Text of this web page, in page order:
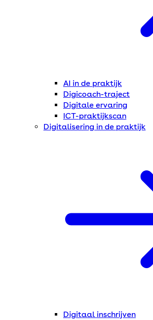
AI in de praktijk
Digicoach-traject
Digitale ervaring
ICT-praktijkscan
Digitalisering in de praktijk
Digitaal inschrijven